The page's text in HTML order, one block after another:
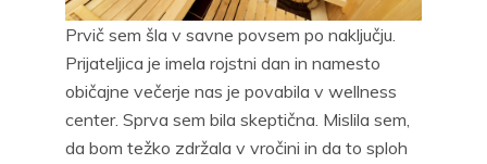
Prvič sem šla v savne povsem po naključju.
Prijateljica je imela rojstni dan in namesto
običajne večerje nas je povabila v wellness
center. Sprva sem bila skeptična. Mislila sem,
da bom težko zdržala v vročini in da to sploh